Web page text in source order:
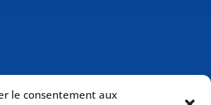
le consentement aux